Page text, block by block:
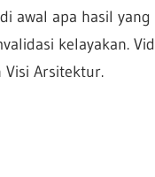
awal apa hasil
kelayakan.
Arsitektur.